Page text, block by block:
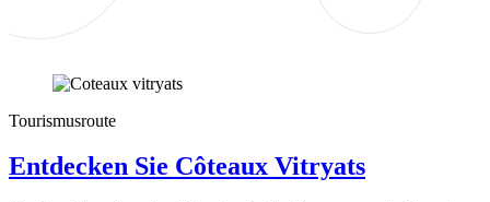
Tourismusroute
Entdecken Sie Côteaux Vitryats